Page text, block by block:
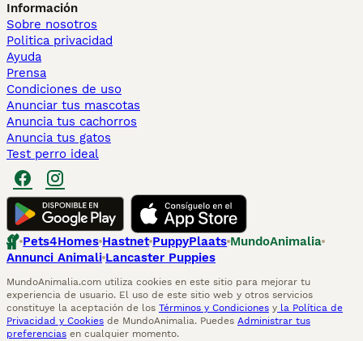
Información
Sobre nosotros
Politica privacidad
Ayuda
Prensa
Condiciones de uso
Anunciar tus mascotas
Anuncia tus cachorros
Anuncia tus gatos
Test perro ideal
Pets4Homes Hastnet PuppyPlaats MundoAnimalia
Annunci Animali Lancaster Puppies
MundoAnimalia.com utiliza cookies en este sitio para mejorar tu
experiencia de usuario. El uso de este sitio web y otros servicios
constituye la aceptación de los Términos y Condiciones y la Política de
Privacidad y Cookies de MundoAnimalia. Puedes Administrar tus
preferencias en cualquier momento.